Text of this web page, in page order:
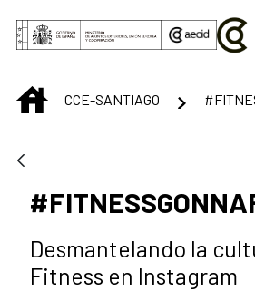
Saltar al contenido principal
INICIOCCE-SANTIAGO
Desmantelando la
Fitness en Instagram